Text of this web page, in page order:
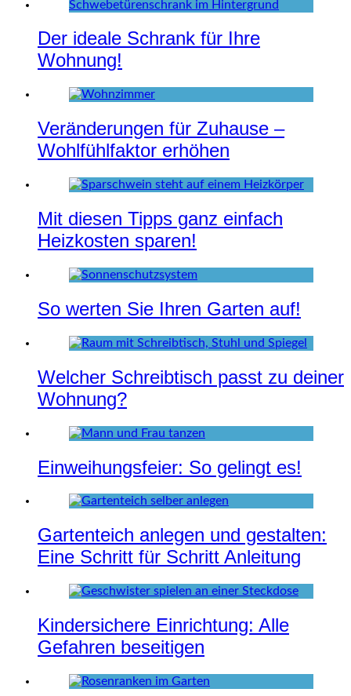
Der ideale Schrank für Ihre
Wohnung!
Veränderungen für Zuhause –
Wohlfühlfaktor erhöhen
Mit diesen Tipps ganz einfach
Heizkosten sparen!
So werten Sie Ihren Garten auf!
Welcher Schreibtisch passt zu deiner
Wohnung?
Einweihungsfeier: So gelingt es!
Gartenteich anlegen und gestalten:
Eine Schritt für Schritt Anleitung
Kindersichere Einrichtung: Alle
Gefahren beseitigen